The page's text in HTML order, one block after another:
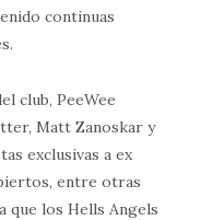
continuas
club, PeeWee
Matt Zanoskar y
exclusivas a ex
entre otras
que los Hells Angels